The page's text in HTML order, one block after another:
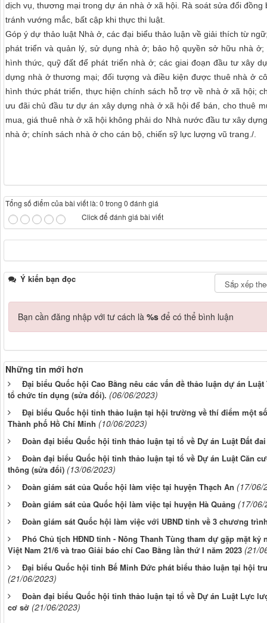
dịch vụ, thương mại trong dự án nhà ở xã hội. Rà soát sửa đổi đồng
tránh vướng mắc, bất cập khi thực thi luật.
Góp ý dự thảo luật Nhà ở, các đại biểu thảo luận về giải thích từ
phát triển và quản lý, sử dụng nhà ở; bảo hộ quyền sở hữu nhà
hình thức, quỹ đất để phát triển nhà ở; các giai đoạn đầu tư xây
dựng nhà ở thương mại; đối tượng và điều kiện được thuê nhà ở
hình thức phát triển, thực hiện chính sách hỗ trợ về nhà ở xã hội;
ưu đãi chủ đầu tư dự án xây dựng nhà ở xã hội để bán, cho thuê
mua, giá thuê nhà ở xã hội không phải do Nhà nước đầu tư xây
nhà ở; chính sách nhà ở cho cán bộ, chiến sỹ lực lượng vũ trang./.
Tổng số điểm của bài viết là: 0 trong 0 đánh giá
Click để đánh giá bài viết
Ý kiến bạn đọc
Bạn cần đăng nhập với tư cách là %s để có thể bình luận
Những tin mới hơn
Đại biểu Quốc hội Cao Bằng nêu các vấn đề thảo luận dự án
tổ chức tín dụng (sửa đổi). (06/06/2023)
Đại biểu Quốc hội tỉnh thảo luận tại hội trường về thí điểm một
Thành phố Hồ Chí Minh (10/06/2023)
Đoàn đại biểu Quốc hội tỉnh thảo luận tại tổ về Dự án Luật Đất
Đoàn đại biểu Quốc hội tỉnh thảo luận tại tổ về Dự án Luật Căn
thông (sửa đổi) (13/06/2023)
Đoàn giám sát của Quốc hội làm việc tại huyện Thạch An (17/06/
Đoàn giám sát của Quốc hội làm việc tại huyện Hà Quảng (17/
Đoàn giám sát Quốc hội làm việc với UBND tỉnh về 3 chương
Phó Chủ tịch HĐND tỉnh - Nông Thanh Tùng tham dự gặp mặt kỷ
Việt Nam 21/6 và trao Giải báo chí Cao Bằng lần thứ I năm 2023 (21/
Đại biểu Quốc hội tỉnh Bế Minh Đức phát biểu thảo luận tại hội
(21/06/2023)
Đoàn đại biểu Quốc hội tỉnh thảo luận tại tổ về Dự án Luật Lực
cơ sở (21/06/2023)